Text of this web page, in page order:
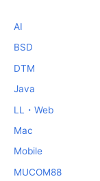
AI
BSD
DTM
Java
LL・Web
Mac
Mobile
MUCOM88